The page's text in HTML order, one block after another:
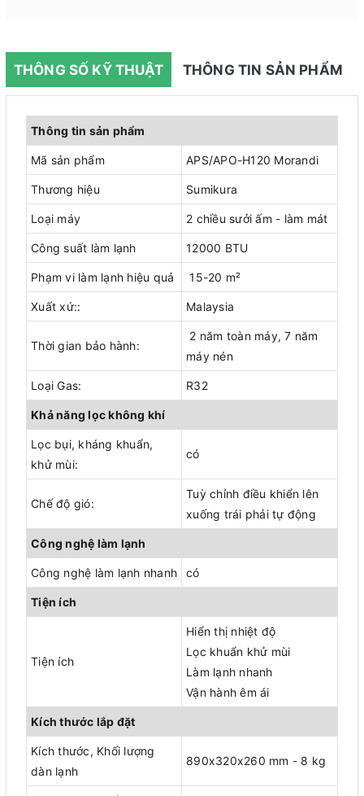
THÔNG SỐ KỸ THUẬT THÔNG TIN SẢN PHẨM
Thông tin sản phẩm
Mã sản phẩm APS/APO-H120 Morandi
Thương hiệu Sumikura
Loại máy 2 chiều sưởi ấm - làm mát
Công suất làm lạnh 12000 BTU
Phạm vi làm lạnh hiệu quả 15-20 m²
Xuất xứ:: Malaysia
Thời gian bảo hành:
2 năm toàn máy, 7 năm
máy nén
Loại Gas: R32
Khả năng lọc không khí
Lọc bụi, kháng khuẩn,
khử mùi:
có
Chế độ gió:
Tuỳ chỉnh điều khiển lên
xuống trái phải tự động
Công nghệ làm lạnh
Công nghệ làm lạnh nhanh có
Tiện ích
Tiện ích
Hiển thị nhiệt độ
Lọc khuẩn khử mùi
Làm lạnh nhanh
Vận hành êm ái
Kích thước lắp đặt
Kích thước, Khối lượng
dàn lạnh
890x320x260 mm - 8 kg